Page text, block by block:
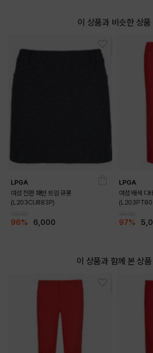
이 상품과 비슷한 상품
LPGA
여성 전판 패턴 트임 큐롯
(L203CU883P)
96% 6,000
LPGA
여성 배색 디
97%
이 상품과 함께 본 상품